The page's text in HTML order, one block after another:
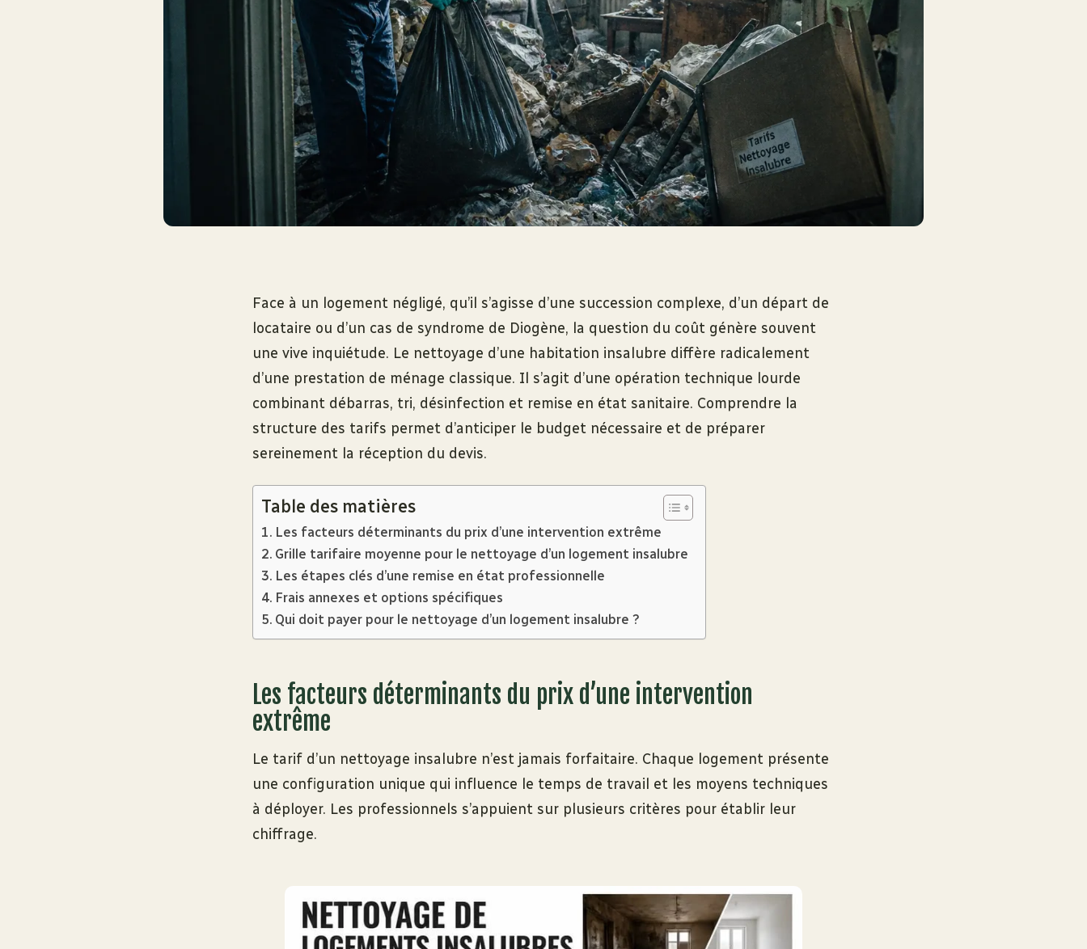
Face à un logement négligé, qu’il s’agisse d’une succession complexe, d’un départ de
locataire ou d’un cas de syndrome de Diogène, la question du coût génère souvent
une vive inquiétude. Le nettoyage d’une habitation insalubre diffère radicalement
d’une prestation de ménage classique. Il s’agit d’une opération technique lourde
combinant débarras, tri, désinfection et remise en état sanitaire. Comprendre la
structure des tarifs permet d’anticiper le budget nécessaire et de préparer
sereinement la réception du devis.
Table des matières
Les facteurs déterminants du prix d’une intervention extrême
Grille tarifaire moyenne pour le nettoyage d’un logement insalubre
Les étapes clés d’une remise en état professionnelle
Frais annexes et options spécifiques
Qui doit payer pour le nettoyage d’un logement insalubre ?
Les facteurs déterminants du prix d’une intervention
extrême
Le tarif d’un nettoyage insalubre n’est jamais forfaitaire. Chaque logement présente
une configuration unique qui influence le temps de travail et les moyens techniques
à déployer. Les professionnels s’appuient sur plusieurs critères pour établir leur
chiffrage.